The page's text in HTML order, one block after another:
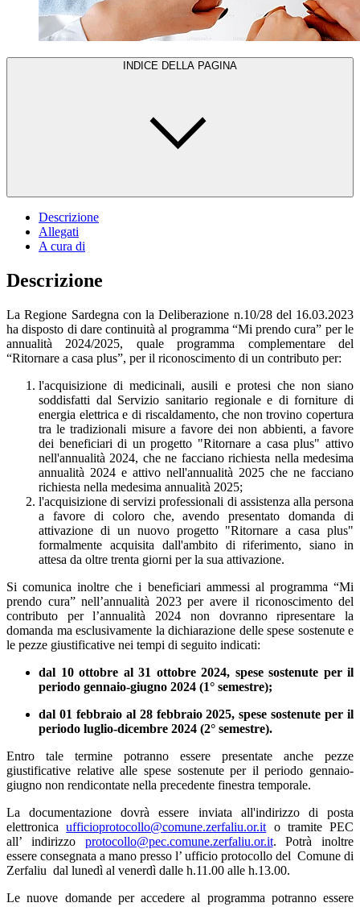
INDICE DELLA PAGINA
Descrizione
Allegati
A cura di
Descrizione
La Regione Sardegna con la Deliberazione n.10/28 del 16.03.2023
ha disposto di dare continuità al programma “Mi prendo cura” per le
annualità 2024/2025, quale programma complementare del
“Ritornare a casa plus”, per il riconoscimento di un contributo per:
l'acquisizione di medicinali, ausili e protesi che non siano
soddisfatti dal Servizio sanitario regionale e di forniture di
energia elettrica e di riscaldamento, che non trovino copertura
tra le tradizionali misure a favore dei non abbienti, a favore
dei beneficiari di un progetto "Ritornare a casa plus" attivo
nell'annualità 2024, che ne facciano richiesta nella medesima
annualità 2024 e attivo nell'annualità 2025 che ne facciano
richiesta nella medesima annualità 2025;
l'acquisizione di servizi professionali di assistenza alla persona
a favore di coloro che, avendo presentato domanda di
attivazione di un nuovo progetto "Ritornare a casa plus"
formalmente acquisita dall'ambito di riferimento, siano in
attesa da oltre trenta giorni per la sua attivazione.
Si comunica inoltre che i beneficiari ammessi al programma “Mi
prendo cura” nell’annualità 2023 per avere il riconoscimento del
contributo per l’annualità 2024 non dovranno ripresentare la
domanda ma esclusivamente la dichiarazione delle spese sostenute e
le pezze giustificative nei tempi di seguito indicati:
dal 10 ottobre al 31 ottobre 2024, spese sostenute per il
periodo gennaio-giugno 2024 (1° semestre);
dal 01 febbraio al 28 febbraio 2025, spese sostenute per il
periodo luglio-dicembre 2024 (2° semestre).
Entro tale termine potranno essere presentate anche pezze
giustificative relative alle spese sostenute per il periodo gennaio-
giugno non rendicontate nella precedente finestra temporale.
La documentazione dovrà essere inviata all'indirizzo di posta
elettronicaufficioprotocollo@comune.zerfaliu.or.it o tramite PEC
all’ indirizzo protocollo@pec.comune.zerfaliu.or.it. Potrà inoltre
essere consegnata a mano presso l’ ufficio protocollo del Comune di
Zerfaliu dal lunedì al venerdì dalle h.11.00 alle h.13.00.
Le nuove domande per accedere al programma potranno essere